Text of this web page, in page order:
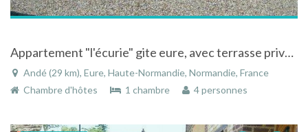
Appartement "l'écurie" gite eure, avec terrasse privative à côté du célèbre moulin d'Andé prés de Louviers. gite de pêche
Andé (29 km), Eure, Haute-Normandie, Normandie, France
Chambre d'hôtes
1 chambre 4 personnes